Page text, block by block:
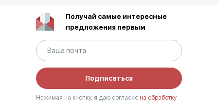
Получай самые интересные
предложения первым
Подписаться
Нажимая на кнопку, я даю согласие на обработку